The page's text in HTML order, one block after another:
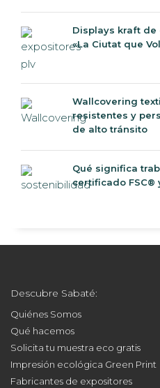
Displays kraft de
«La Ciutat que
Wallcovering
resistentes y
de alto tránsito
Qué significa
certificado FSC®
Descubre Sabaté:
Quiénes Somos
Qué hacemos
Solicita tu muestra eco gratis
Impresión ecológica Green Print
Fabricantes de expositores